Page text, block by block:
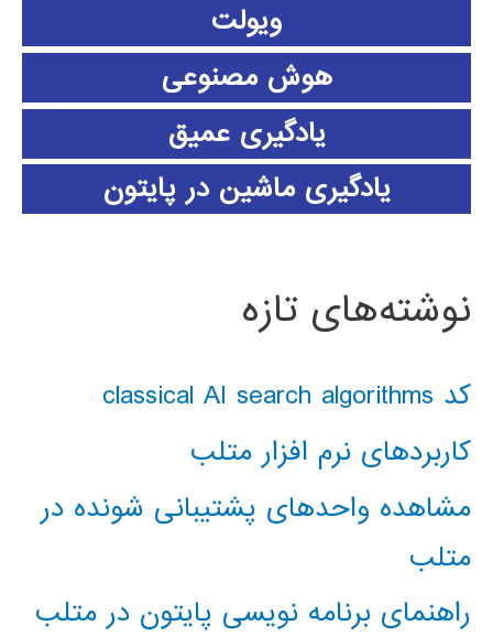
ویولت
هوش مصنوعی
یادگیری عمیق
یادگیری ماشین در پایتون
نوشته‌های تازه
کد classical AI search algorithms
کاربردهای نرم افزار متلب
مشاهده واحدهای پشتیبانی شونده در
متلب
راهنمای برنامه نویسی پایتون در متلب